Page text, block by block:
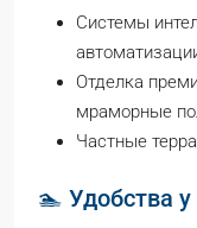
Системы
Отделка
мраморные
Частные
🏊 Удобства